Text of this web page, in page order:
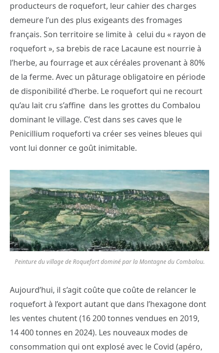
producteurs de roquefort, leur cahier des charges
demeure l’un des plus exigeants des fromages
français. Son territoire se limite à celui du « rayon de
roquefort », sa brebis de race Lacaune est nourrie à
l’herbe, au fourrage et aux céréales provenant à 80%
de la ferme. Avec un pâturage obligatoire en période
de disponibilité d’herbe. Le roquefort qui ne recourt
qu’au lait cru s’affine dans les grottes du Combalou
dominant le village. C’est dans ses caves que le
Penicillium roqueforti va créer ses veines bleues qui
vont lui donner ce goût inimitable.
Peinture du village de Roquefort dominé par la Montagne du Combalou.
Aujourd’hui, il s’agit coûte que coûte de relancer le
roquefort à l’export autant que dans l’hexagone dont
les ventes chutent (16 200 tonnes vendues en 2019,
14 400 tonnes en 2024). Les nouveaux modes de
consommation qui ont explosé avec le Covid (apéro,